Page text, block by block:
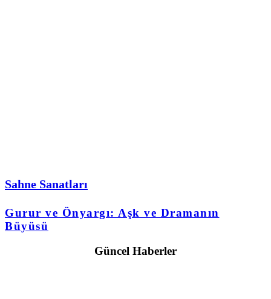
Sahne Sanatları
Gurur ve Önyargı: Aşk ve Dramanın
Büyüsü
Güncel Haberler